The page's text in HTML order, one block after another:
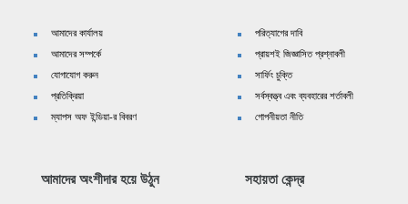
আমাদের কার্যালয়
আমাদের সম্পর্কে
যোগাযোগ করুন
প্রতিক্রিয়া
ম্যাপস অফ ইন্ডিয়া-র বিবরণ
পরিত্যাগের দাবি
প্রায়শই জিজ্ঞাসিত প্রশ্নাবলী
সার্ফিং চুক্তি
সর্বস্বত্ত্ব এবং ব্যবহারের শর্তাবলী
গোপনীয়তা নীতি
আমাদের অংশীদার হয়ে উঠুন সহায়তা কেন্দ্র